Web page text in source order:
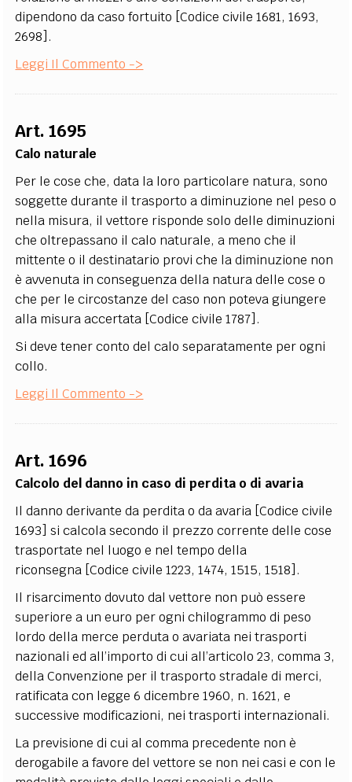
dipendono da caso fortuito [Codice civile 1681, 1693,
2698].
Leggi Il Commento ->
Art. 1695
Calo naturale
Per le cose che, data la loro particolare natura, sono
soggette durante il trasporto a diminuzione nel peso o
nella misura, il vettore risponde solo delle diminuzioni
che oltrepassano il calo naturale, a meno che il
mittente o il destinatario provi che la diminuzione non
è avvenuta in conseguenza della natura delle cose o
che per le circostanze del caso non poteva giungere
alla misura accertata [Codice civile 1787].
Si deve tener conto del calo separatamente per ogni
collo.
Leggi Il Commento ->
Art. 1696
Calcolo del danno in caso di perdita o di avaria
Il danno derivante da perdita o da avaria [Codice civile
1693] si calcola secondo il prezzo corrente delle cose
trasportate nel luogo e nel tempo della
riconsegna [Codice civile 1223, 1474, 1515, 1518].
Il risarcimento dovuto dal vettore non può essere
superiore a un euro per ogni chilogrammo di peso
lordo della merce perduta o avariata nei trasporti
nazionali ed all’importo di cui all’articolo 23, comma 3,
della Convenzione per il trasporto stradale di merci,
ratificata con legge 6 dicembre 1960, n. 1621, e
successive modificazioni, nei trasporti internazionali.
La previsione di cui al comma precedente non è
derogabile a favore del vettore se non nei casi e con le